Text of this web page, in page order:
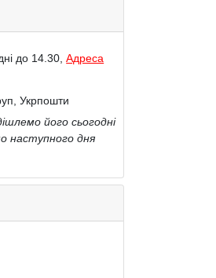
до 14.30, Адреса
Укрпошти
його сьогодні
наступного дня